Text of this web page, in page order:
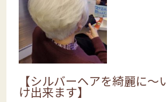
【シルバーヘアを綺麗に
け出来ます】